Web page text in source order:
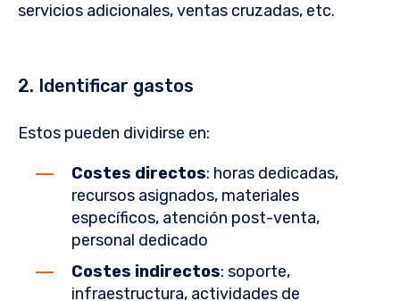
servicios adicionales, ventas cruzadas, etc.
2. Identificar gastos
Estos pueden dividirse en:
Costes directos: horas dedicadas,
recursos asignados, materiales
específicos, atención post-venta,
personal dedicado
Costes indirectos: soporte,
infraestructura, actividades de